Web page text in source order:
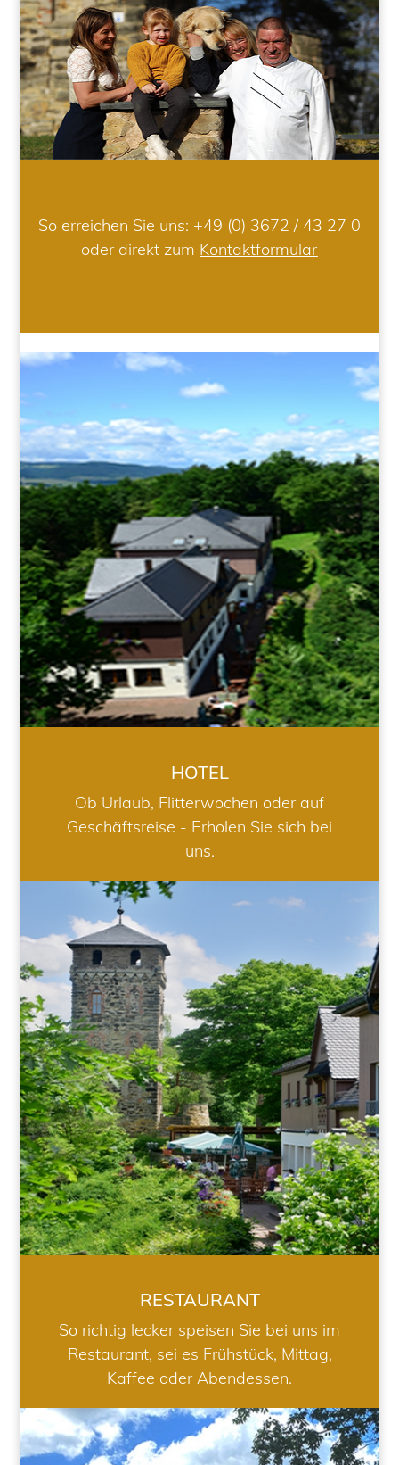
So erreichen Sie uns: +49 (0) 3672 / 43 27 0
oder direkt zum Kontaktformular
HOTEL
HOTEL
Ob Urlaub, Flitterwochen oder auf
Geschäftsreise - Erholen Sie sich bei
uns.
RESTAURANT
RESTAURANT
So richtig lecker speisen Sie bei uns im
Restaurant, sei es Frühstück, Mittag,
Kaffee oder Abendessen.